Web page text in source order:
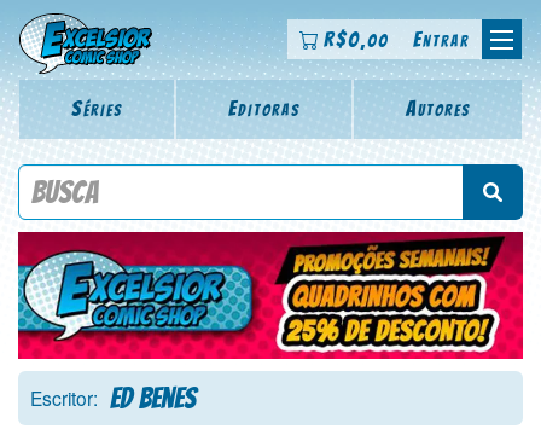
R$0,00 Entrar
Séries Editoras Autores
Procure por título da revista, personagem, série, escritor,
Escritor: Ed Benes